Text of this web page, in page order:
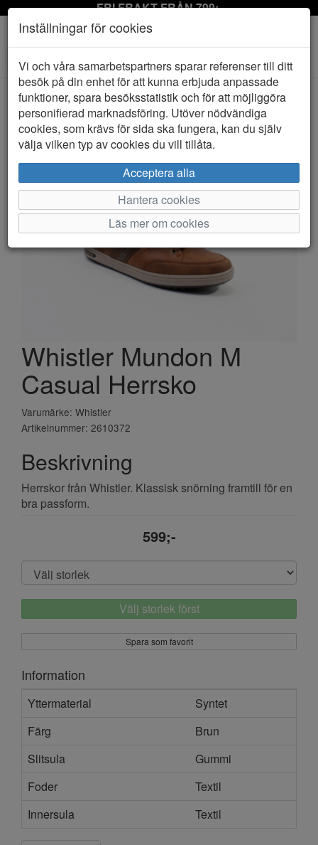
FRI FRAKT FRÅN 799:-
Toggle
navigation
HEM WHISTLER
Whistler Mundon M
Casual Herrsko
Varumärke: Whistler
Artikelnummer: 2610372
Beskrivning
Herrskor från Whistler. Klassisk snörning framtill för en
bra passform.
599;-
Välj storlek först
Spara som favorit
Information
Yttermaterial
Syntet
Färg
Brun
Slitsula
Gummi
Foder
Textil
Innersula
Textil
Inställningar för cookies
Vi och våra samarbetspartners sparar referenser till ditt
besök på din enhet för att kunna erbjuda anpassade
funktioner, spara besöksstatistik och för att möjliggöra
personifierad marknadsföring. Utöver nödvändiga
cookies, som krävs för sida ska fungera, kan du själv
välja vilken typ av cookies du vill tillåta.
Acceptera alla
Hantera cookies
Läs mer om cookies